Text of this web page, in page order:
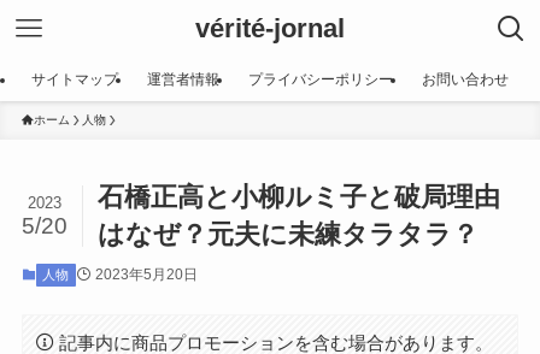
vérité-jornal
サイトマップ 運営者情報 プライバシーポリシー お問い合わせ
ホーム 人物
石橋正高と小柳ルミ子と破局理由
はなぜ？元夫に未練タラタラ？
2023
5/20
人物 2023年5月20日
記事内に商品プロモーションを含む場合があります。